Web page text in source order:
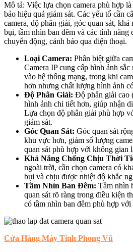
Mô tả: Việc lựa chọn camera phù hợp
bảo hiệu quả giám sát. Các yếu tố cần
camera, độ phân giải, góc quan sát,
bụi, tầm nhìn ban đêm và các tính năng
chuyển động, cảnh báo qua điện thoại.
Loại Camera: Phân biệt giữa
Camera IP cung cấp hình ảnh
vào hệ thống mạng, trong khi
hơn nhưng chất lượng hình ảnh
Độ Phân Giải: Độ phân giải cao
hình ảnh chi tiết hơn, giúp nhận
Lựa chọn độ phân giải phù hợp
giám sát.
Góc Quan Sát: Góc quan sát
khu vực hơn, giảm số lượng
quan sát phù hợp với không gian
Khả Năng Chống Chịu Thời
ngoài trời, cần chọn camera có
bụi và chịu được nhiệt độ khắc
Tầm Nhìn Ban Đêm: Tầm nhìn
quan sát rõ ràng trong điều kiện
có tầm nhìn ban đêm phù hợp với
Cửa Hàng Máy Tính Phong Vũ